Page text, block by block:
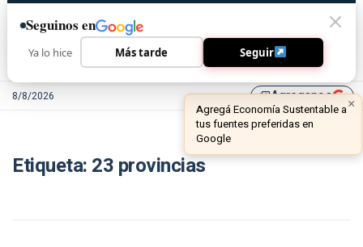
8/8/2026 library_addAgreganos ×
Agregá Economía Sustentable a
tus fuentes preferidas en
Google
Etiqueta: 23 provincias
Seguinos en
Ya lo hice Más tarde Seguir